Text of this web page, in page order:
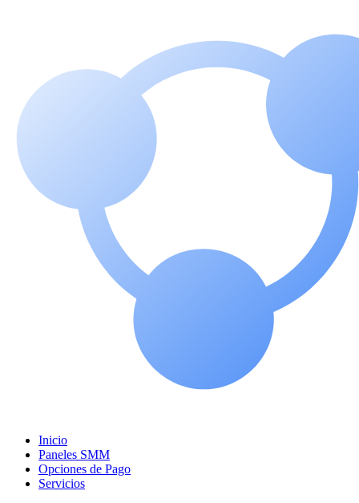
Inicio
Paneles SMM
Opciones de Pago
Servicios